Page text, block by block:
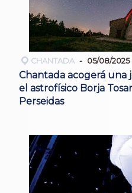
CHANTADA 05/08/2025
Chantada acogerá una
el astrofísico Borja
Perseidas